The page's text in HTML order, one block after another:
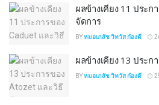
ผลข้างเคียง 11 ประก
จัดการ
BYหมอเภสัช วิทวัส ก๋องดี
ผลข้างเคียง 13 ประ
BYหมอเภสัช วิทวัส ก๋องดี